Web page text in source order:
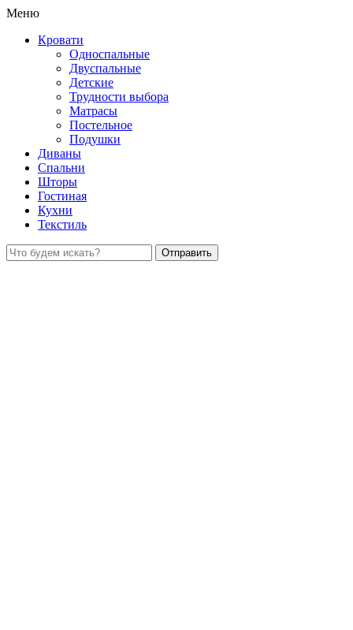
Меню
Кровати
Односпальные
Двуспальные
Детские
Трудности выбора
Матрасы
Постельное
Подушки
Диваны
Спальни
Шторы
Гостиная
Кухни
Текстиль